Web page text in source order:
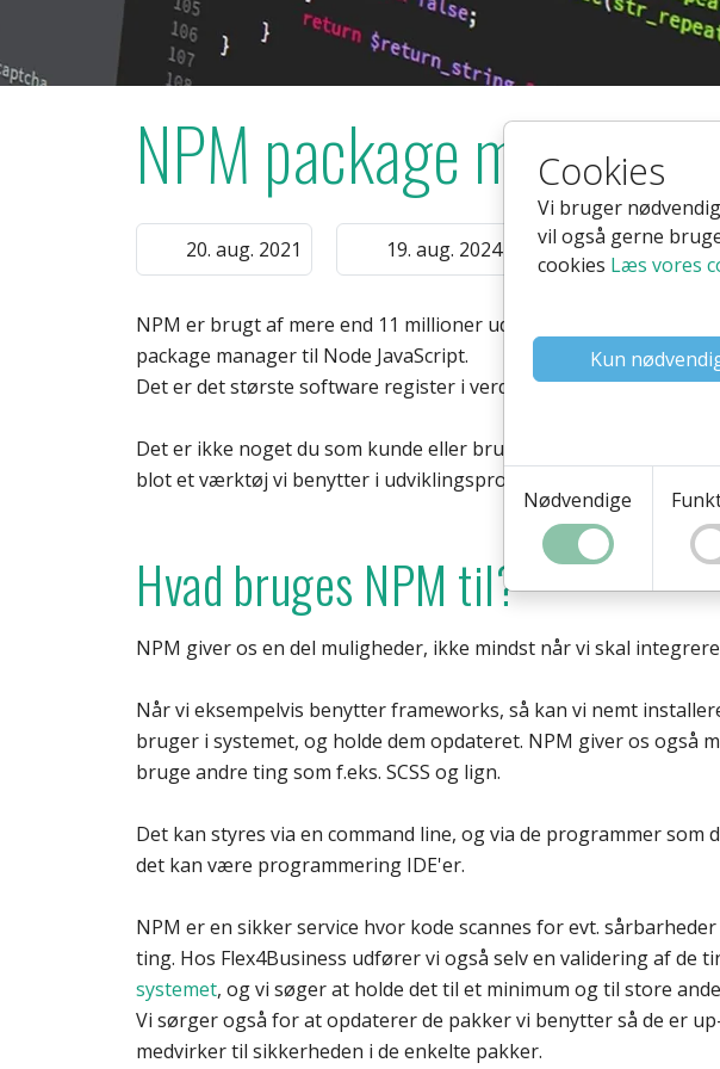
Cookies
Vi bruger
vil også gerne
cookies Læs vores
Kun
Nødvendige
NPM package manager
20. aug. 2021 19. aug. 2024
NPM er brugt af mere end 11 millioner udviklere rundt omkring i
package manager til Node JavaScript.
Det er det største software register i verden med over 800.000
Det er ikke noget du som kunde eller bruger af vores system
blot et værktøj vi benytter i udviklingsprocessen.
Hvad bruges NPM til?
NPM giver os en del muligheder, ikke mindst når vi skal
Når vi eksempelvis benytter frameworks, så kan vi nemt
bruger i systemet, og holde dem opdateret. NPM giver os også
bruge andre ting som f.eks. SCSS og lign.
Det kan styres via en command line, og via de programmer som
det kan være programmering IDE'er.
NPM er en sikker service hvor kode scannes for evt.
ting. Hos Flex4Business udfører vi også selv en validering af de
systemet, og vi søger at holde det til et minimum og til store
Vi sørger også for at opdaterer de pakker vi benytter så de er
medvirker til sikkerheden i de enkelte pakker.